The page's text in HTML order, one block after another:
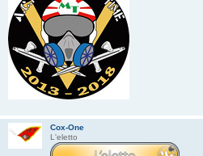
Cox-One
L'eletto